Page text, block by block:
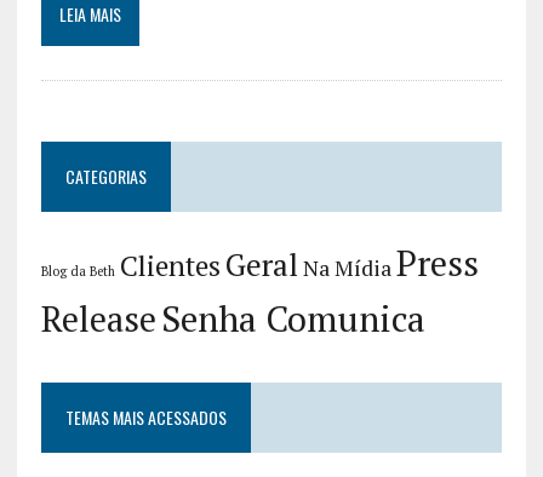
LEIA MAIS
CATEGORIAS
Blog da Beth ClientesGeral Na MídiaPress
ReleaseSenha Comunica
TEMAS MAIS ACESSADOS